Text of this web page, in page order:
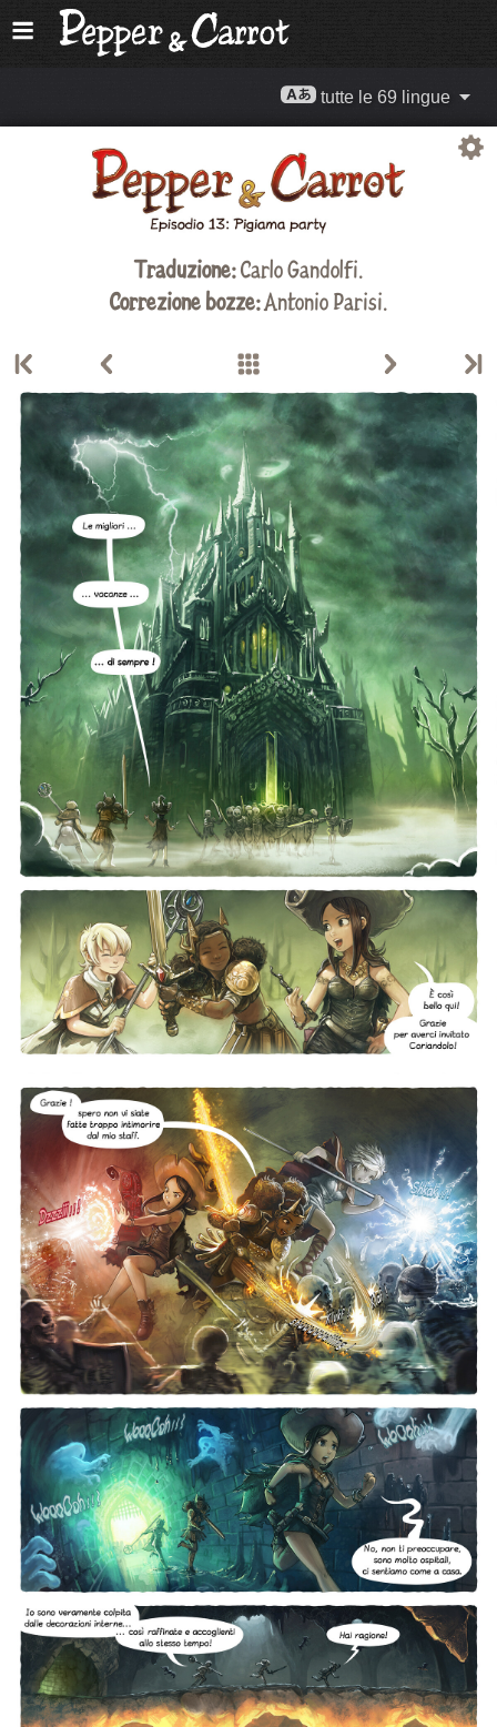
tutte le 69 lingue
Traduzione:Carlo Gandolfi.
Correzione bozze:Antonio Parisi.